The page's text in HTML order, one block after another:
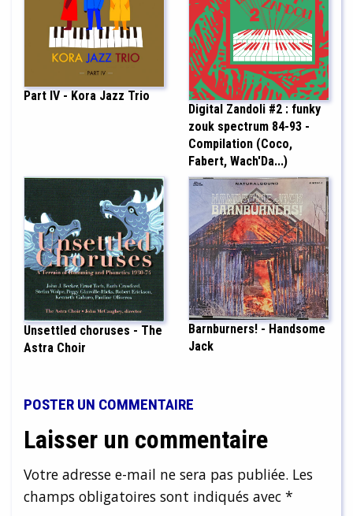
Part IV - Kora Jazz Trio
Digital Zandoli #2 : funky
zouk spectrum 84-93 -
Compilation (Coco,
Fabert, Wach'Da...)
Unsettled choruses - The
Astra Choir
Barnburners! - Handsome
Jack
POSTER UN COMMENTAIRE
Laisser un commentaire
Votre adresse e-mail ne sera pas publiée. Les
champs obligatoires sont indiqués avec *